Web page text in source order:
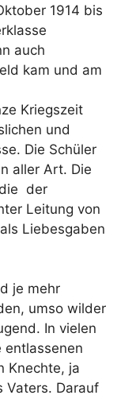
1914 bis
auch
kam und am
Kriegszeit
und
Die Schüler
aller Art. Die
der
Leitung von
Liebesgaben
je mehr
umso wilder
In vielen
entlassenen
Knechte, ja
Vaters. Darauf